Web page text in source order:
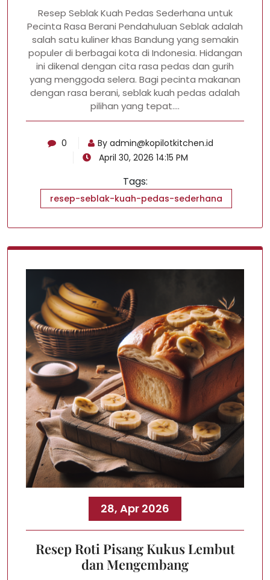
Resep Seblak Kuah Pedas Sederhana untuk
Pecinta Rasa Berani Pendahuluan Seblak adalah
salah satu kuliner khas Bandung yang semakin
populer di berbagai kota di Indonesia. Hidangan
ini dikenal dengan cita rasa pedas dan gurih
yang menggoda selera. Bagi pecinta makanan
dengan rasa berani, seblak kuah pedas adalah
pilihan yang tepat.…
0 By admin@kopilotkitchen.id
April 30, 2026 14:15 PM
Tags:
resep-seblak-kuah-pedas-sederhana
28, Apr 2026
Resep Roti Pisang Kukus Lembut
dan Mengembang